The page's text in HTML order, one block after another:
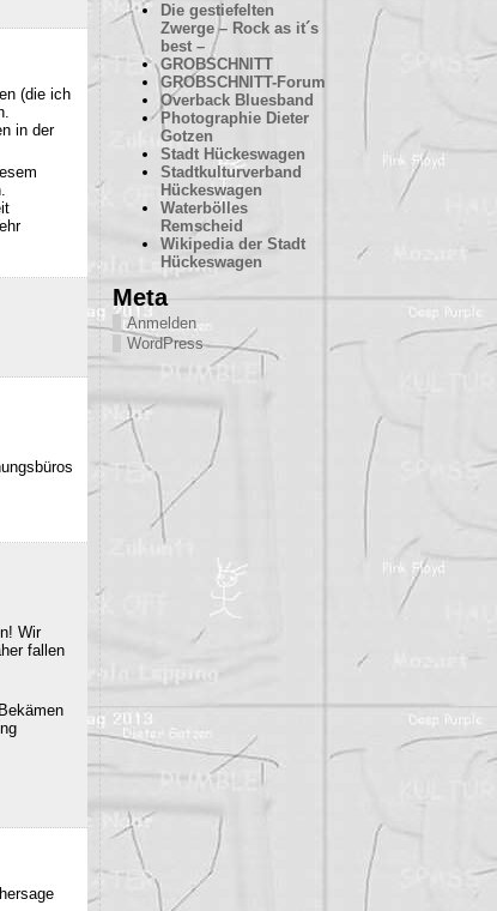
(die ich
in der
Wir
fallen
Die gestiefelten
Zwerge – Rock as it´s
best –
GROBSCHNITT
GROBSCHNITT-Forum
Overback Bluesband
Photographie Dieter
Gotzen
Stadt Hückeswagen
Stadtkulturverband
Hückeswagen
Waterbölles
Remscheid
Wikipedia der Stadt
Hückeswagen
Meta
Anmelden
WordPress